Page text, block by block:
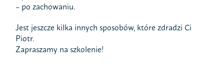
– po zachowaniu.
Jest jeszcze kilka innych sposobów, które zdradzi Ci
Piotr.
Zapraszamy na szkolenie!